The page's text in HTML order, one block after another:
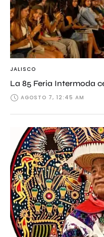
JALISCO
La 85 Feria Intermoda
AGOSTO 7, 12:45 AM